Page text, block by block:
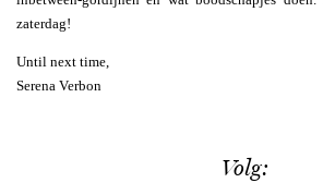
zaterdag!
Until next time,
Serena Verbon
Volg: